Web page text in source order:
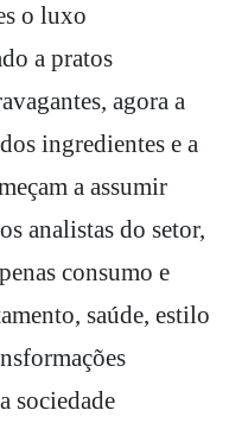
o luxo
a pratos
agora a
ingredientes e a
a assumir
analistas do setor,
consumo e
saúde, estilo
sociedade